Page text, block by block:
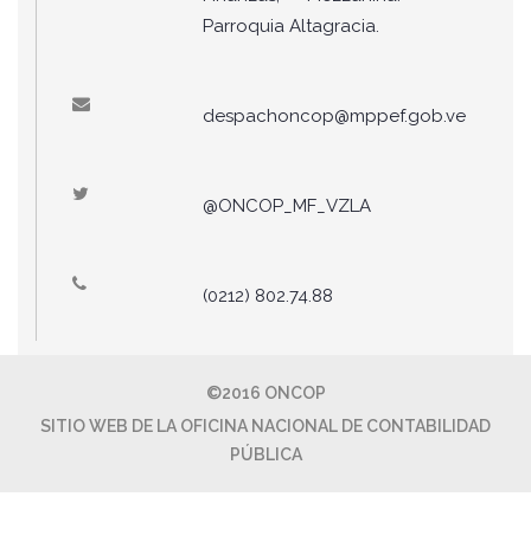
Parroquia Altagracia.
despachoncop@mppef.gob.ve
@ONCOP_MF_VZLA
(0212) 802.74.88
©2016 ONCOP
SITIO WEB DE LA OFICINA NACIONAL DE CONTABILIDAD
PÚBLICA